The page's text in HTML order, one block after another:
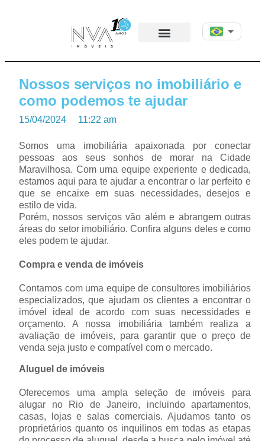
Nossos serviços no imobiliário e
como podemos te ajudar
15/04/2024 11:22 am
Somos uma imobiliária apaixonada por conectar
pessoas aos seus sonhos de morar na Cidade
Maravilhosa. Com uma equipe experiente e dedicada,
estamos aqui para te ajudar a encontrar o lar perfeito e
que se encaixe em suas necessidades, desejos e
estilo de vida.
Porém, nossos serviços vão além e abrangem outras
áreas do setor imobiliário. Confira alguns deles e como
eles podem te ajudar.
Compra e venda de imóveis
Contamos com uma equipe de consultores imobiliários
especializados, que ajudam os clientes a encontrar o
imóvel ideal de acordo com suas necessidades e
orçamento. A nossa imobiliária também realiza a
avaliação de imóveis, para garantir que o preço de
venda seja justo e compatível com o mercado.
Aluguel de imóveis
Oferecemos uma ampla seleção de imóveis para
alugar no Rio de Janeiro, incluindo apartamentos,
casas, lojas e salas comerciais. Ajudamos tanto os
proprietários quanto os inquilinos em todas as etapas